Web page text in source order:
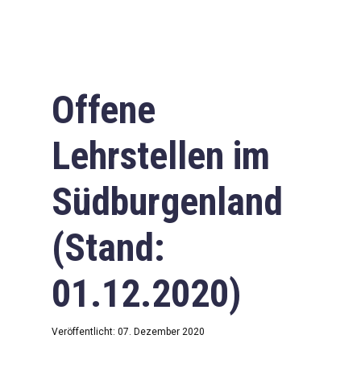
Offene
Lehrstellen im
Südburgenland
(Stand:
01.12.2020)
Veröffentlicht: 07. Dezember 2020